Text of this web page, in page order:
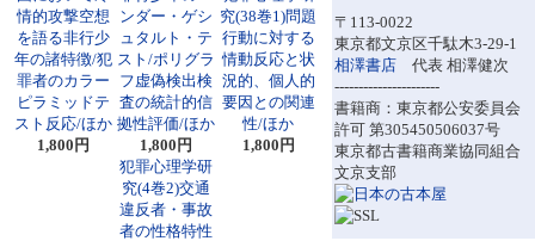
〒113-0022
東京都文京区千駄木3-29-1
相澤書店 代表 相澤健次
----------------------
書籍商：東京都公安委員会
許可 第305450506037号
東京都古書籍商業協同組合
文京支部
情的攻撃空想
を語る非行少
年の諸特徴/犯
罪者のカラー
ピラミッドテ
スト反応/ほか
1,800円
ンダー・ゲシ
ュタルト・テ
スト/ポリグラ
フ虚偽検出検
査の統計的信
拠性評価/ほか
1,800円
究(38巻1)問題
行動に対する
情動反応と状
況的、個人的
要因との関連
性/ほか
1,800円
犯罪心理学研
究(4巻2)交通
違反者・事故
者の性格特性